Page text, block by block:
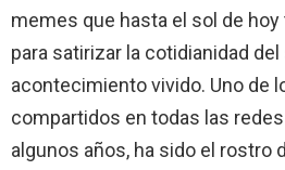
memes que hasta el sol de
para satirizar la cotidianidad
acontecimiento vivido. Uno de
compartidos en todas las
algunos años, ha sido el rostro